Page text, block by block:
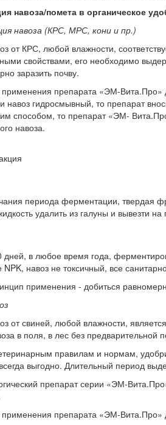
навоза/помета в органическое
навоза (КРС, МРС, кони и пр.)
от КРС, любой влажности,
свойствами, его необходимо
заразить почву.
применения препарата «ЭМ-Вита.Про»
навоз гидросмывный, то препарат
способом, то препарат «ЭМ-
навоза.
периода ферментации, твердая
удалить из галуны и вывезти
дней, в любое время года,
навоз не токсичный, все
применения - добиться
от свиней, любой влажности,
в поля, в лес без предварительной
правилам и нормам,
выгодно. Длительный период
препарат серии «ЭМ-
применения препарата «ЭМ-Вита.Про»